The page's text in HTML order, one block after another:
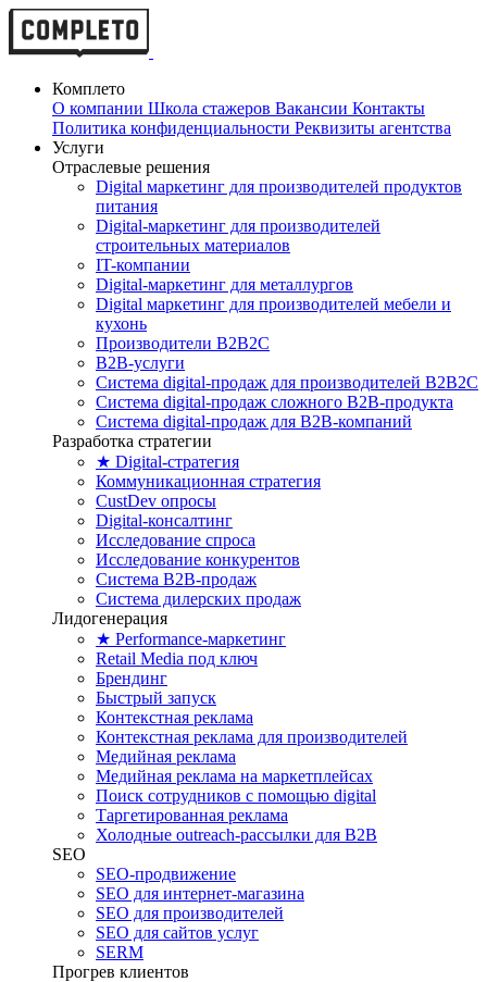
Комплето
О компании Школа стажеров Вакансии Контакты
Политика конфиденциальности Реквизиты агентства
Услуги
Отраслевые решения
Digital маркетинг для производителей продуктов
питания
Digital-маркетинг для производителей
строительных материалов
IT-компании
Digital-маркетинг для металлургов
Digital маркетинг для производителей мебели и
кухонь
Производители B2B2C
B2B-услуги
Cистема digital-продаж для производителей B2B2C
Система digital-продаж сложного B2B-продукта
Система digital-продаж для B2B-компаний
Разработка стратегии
★ Digital-стратегия
Коммуникационная стратегия
CustDev опросы
Digital-консалтинг
Исследование спроса
Исследование конкурентов
Система B2B-продаж
Система дилерских продаж
Лидогенерация
★ Performance-маркетинг
Retail Media под ключ
Брендинг
Быстрый запуск
Контекстная реклама
Контекстная реклама для производителей
Медийная реклама
Медийная реклама на маркетплейсах
Поиск сотрудников с помощью digital
Таргетированная реклама
Холодные outreach-рассылки для B2B
SEO
SEO-продвижение
SEO для интернет-магазина
SEO для производителей
SEO для сайтов услуг
SERM
Прогрев клиентов